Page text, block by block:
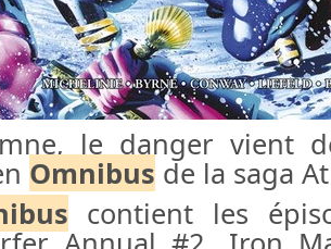
le danger vient
Omnibus de la saga
contient les